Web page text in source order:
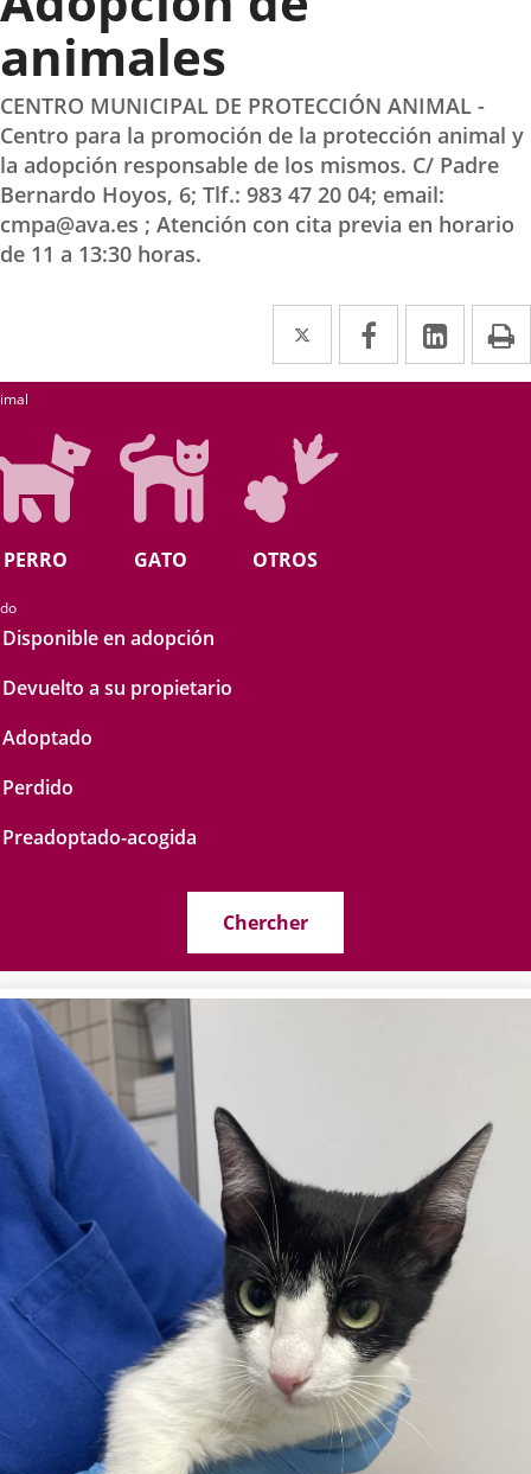
animales
CENTRO MUNICIPAL DE PROTECCIÓN ANIMAL -
Centro para la promoción de la protección animal y
la adopción responsable de los mismos. C/ Padre
Bernardo Hoyos, 6; Tlf.: 983 47 20 04; email:
cmpa@ava.es ; Atención con cita previa en horario
de 11 a 13:30 horas.
Twitter
Enlace
a
aplicación
externa.
Facebook
Enlace
a
Enlace
a
PERRO GATO OTROS
Disponible en adopción
Devuelto a su propietario
Adoptado
Perdido
Preadoptado-acogida
Chercher